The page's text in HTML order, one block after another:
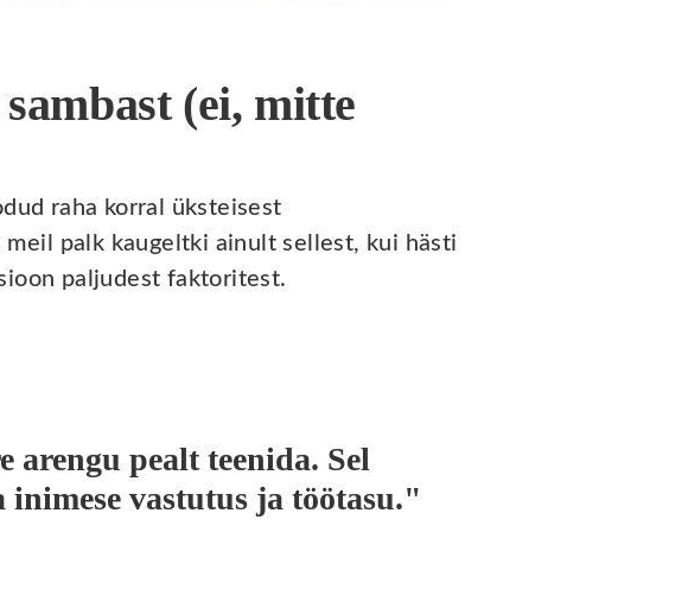
(ei, mitte
raha korral üksteisest
palk kaugeltki ainult sellest, kui hästi
paljudest faktoritest.
pealt teenida. Sel
vastutus ja töötasu."